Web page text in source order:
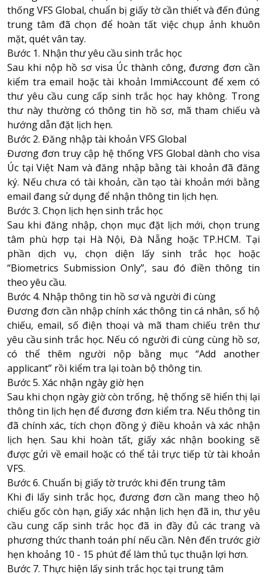
thống VFS Global, chuẩn bị giấy tờ cần thiết và đến đúng
trung tâm đã chọn để hoàn tất việc chụp ảnh khuôn
mặt, quét vân tay.
Bước 1. Nhận thư yêu cầu sinh trắc học
Sau khi nộp hồ sơ visa Úc thành công, đương đơn cần
kiểm tra email hoặc tài khoản ImmiAccount để xem có
thư yêu cầu cung cấp sinh trắc học hay không. Trong
thư này thường có thông tin hồ sơ, mã tham chiếu và
hướng dẫn đặt lịch hẹn.
Bước 2. Đăng nhập tài khoản VFS Global
Đương đơn truy cập hệ thống VFS Global dành cho visa
Úc tại Việt Nam và đăng nhập bằng tài khoản đã đăng
ký. Nếu chưa có tài khoản, cần tạo tài khoản mới bằng
email đang sử dụng để nhận thông tin lịch hẹn.
Bước 3. Chọn lịch hẹn sinh trắc học
Sau khi đăng nhập, chọn mục đặt lịch mới, chọn trung
tâm phù hợp tại Hà Nội, Đà Nẵng hoặc TP.HCM. Tại
phần dịch vụ, chọn diện lấy sinh trắc học hoặc
“Biometrics Submission Only”, sau đó điền thông tin
theo yêu cầu.
Bước 4. Nhập thông tin hồ sơ và người đi cùng
Đương đơn cần nhập chính xác thông tin cá nhân, số hộ
chiếu, email, số điện thoại và mã tham chiếu trên thư
yêu cầu sinh trắc học. Nếu có người đi cùng cùng hồ sơ,
có thể thêm người nộp bằng mục “Add another
applicant” rồi kiểm tra lại toàn bộ thông tin.
Bước 5. Xác nhận ngày giờ hẹn
Sau khi chọn ngày giờ còn trống, hệ thống sẽ hiển thị lại
thông tin lịch hẹn để đương đơn kiểm tra. Nếu thông tin
đã chính xác, tích chọn đồng ý điều khoản và xác nhận
lịch hẹn. Sau khi hoàn tất, giấy xác nhận booking sẽ
được gửi về email hoặc có thể tải trực tiếp từ tài khoản
VFS.
Bước 6. Chuẩn bị giấy tờ trước khi đến trung tâm
Khi đi lấy sinh trắc học, đương đơn cần mang theo hộ
chiếu gốc còn hạn, giấy xác nhận lịch hẹn đã in, thư yêu
cầu cung cấp sinh trắc học đã in đầy đủ các trang và
phương thức thanh toán phí nếu cần. Nên đến trước giờ
hẹn khoảng 10 - 15 phút để làm thủ tục thuận lợi hơn.
Bước 7. Thực hiện lấy sinh trắc học tại trung tâm